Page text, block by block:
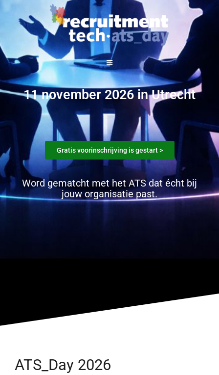
11 november 2026 in Utrecht
Gratis voorinschrijving is gestart >
Word gematcht met het ATS dat écht bij
jouw organisatie past.
ATS_Day 2026